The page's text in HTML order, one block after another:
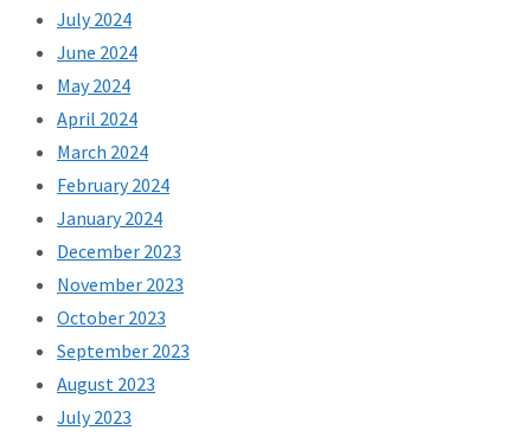
July 2024
June 2024
May 2024
April 2024
March 2024
February 2024
January 2024
December 2023
November 2023
October 2023
September 2023
August 2023
July 2023